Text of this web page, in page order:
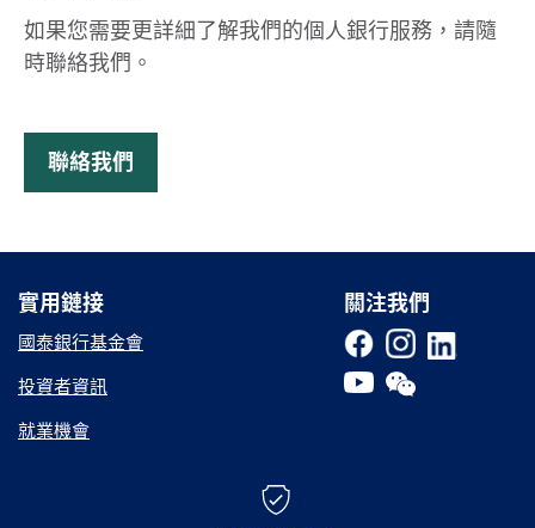
如果您需要更詳細了解我們的個人銀行服務，請隨
時聯絡我們。
聯絡我們
關注我們
實用鏈接
實用鏈接
國泰銀行基金會
投資者資訊
就業機會